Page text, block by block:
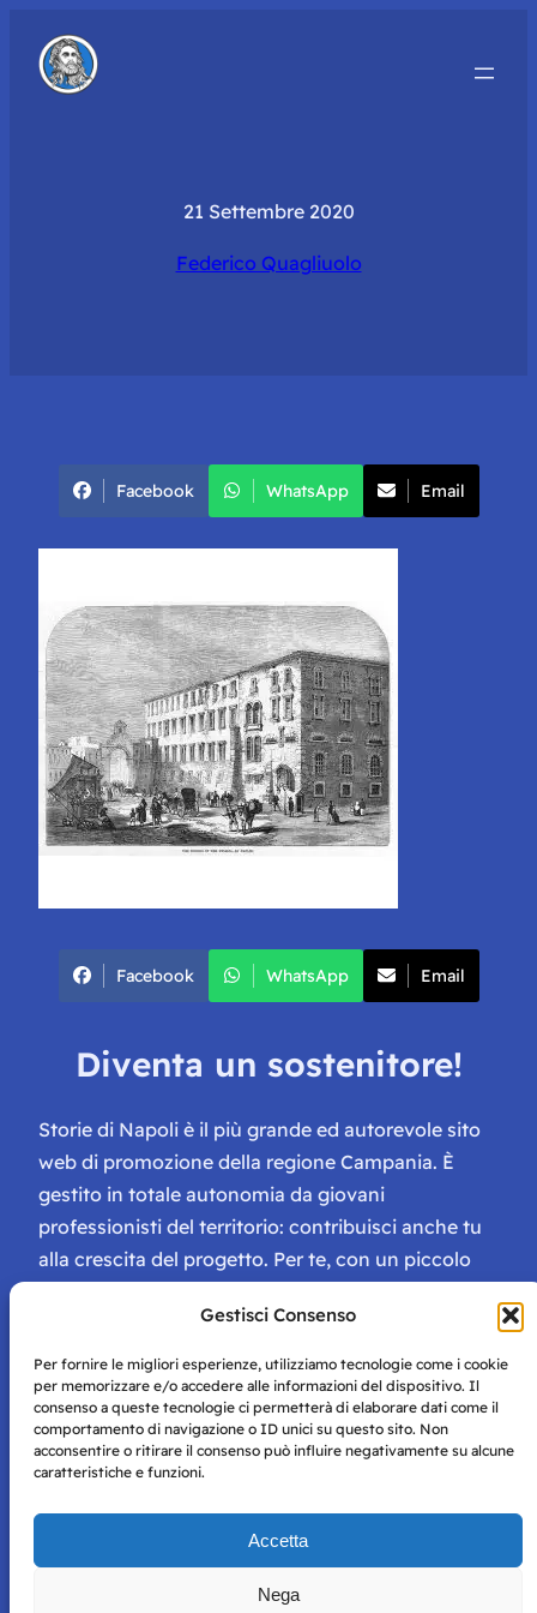
Gestisci Consenso
Per fornire le migliori esperienze, utilizziamo tecnologie come i cookie
per memorizzare e/o accedere alle informazioni del dispositivo. Il
consenso a queste tecnologie ci permetterà di elaborare dati come il
comportamento di navigazione o ID unici su questo sito. Non
acconsentire o ritirare il consenso può influire negativamente su alcune
caratteristiche e funzioni.
Accetta
Nega
21 Settembre 2020
Federico Quagliuolo
Facebook WhatsApp Email
Facebook WhatsApp Email
Diventa un sostenitore!
Storie di Napoli è il più grande ed autorevole sito
web di promozione della regione Campania. È
gestito in totale autonomia da giovani
professionisti del territorio: contribuisci anche tu
alla crescita del progetto. Per te, con un piccolo
tessera di Storie Campane, libri e magazine gratis
e inviti ad eventi esclusivi!
Storie di Napoli è una testata registrata presso il tribunale di
per mero scopo didattico e informativo.